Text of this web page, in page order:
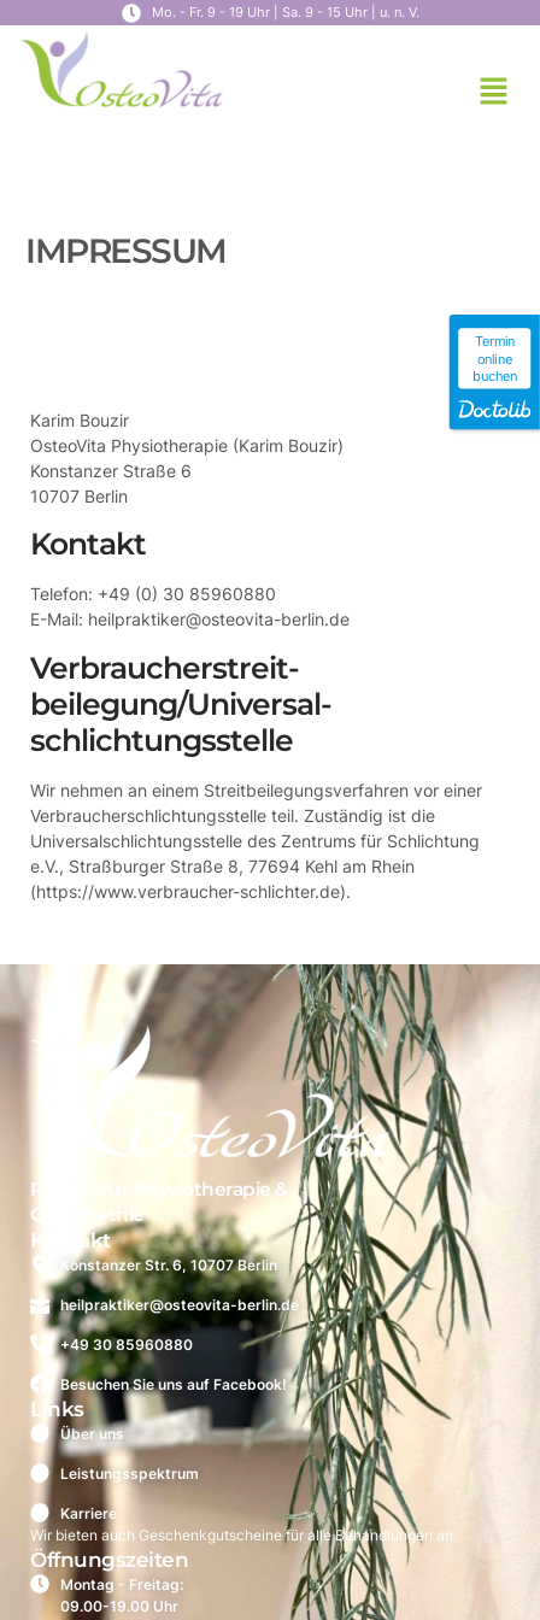
Mo. - Fr. 9 - 19 Uhr | Sa. 9 - 15 Uhr | u. n. V.
Termin
online
buchen
IMPRESSUM
Karim Bouzir
OsteoVita Physiotherapie (Karim Bouzir)
Konstanzer Straße 6
10707 Berlin
Kontakt
Telefon: +49 (0) 30 85960880
E-Mail: heilpraktiker@osteovita-berlin.de
Verbraucher­streit­
beilegung/Universal­
schlichtungs­stelle
Wir nehmen an einem Streitbeilegungsverfahren vor einer
Verbraucherschlichtungsstelle teil. Zuständig ist die
Universalschlichtungsstelle des Zentrums für Schlichtung
e.V., Straßburger Straße 8, 77694 Kehl am Rhein
(https://www.verbraucher-schlichter.de).
PRAXIS für Physiotherapie &
Osteopathie
Kontakt
Konstanzer Str. 6, 10707 Berlin
heilpraktiker@osteovita-berlin.de
+49 30 85960880
Besuchen Sie uns auf Facebook!
Öffnungszeiten
Montag - Freitag:
09.00-19.00 Uhr
Links
Über uns
Leistungsspektrum
Karriere
Wir bieten auch Geschenkgutscheine für alle Behandlungen an.